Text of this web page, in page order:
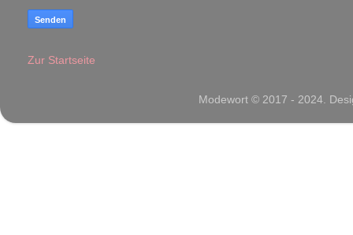
Zur Startseite
Modewort © 2017 - 2024.